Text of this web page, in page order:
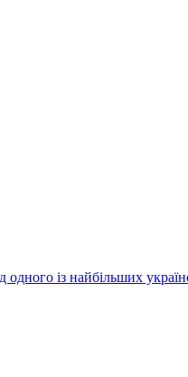
із найбільших